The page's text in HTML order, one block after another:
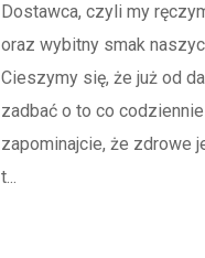
Dostawca, czyli my
oraz wybitny smak
Cieszymy się, że już od
zadbać o to co
zapominajcie, że zdrowe
t...